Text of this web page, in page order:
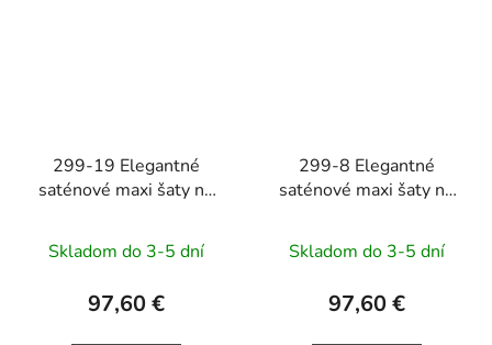
299-19 Elegantné
saténové maxi šaty na
fuchsiové s trblietkami
Skladom do 3-5 dní
97,60 €
299-8 Elegantné
saténové maxi šaty na
zlaté
Skladom do 3-5 dní
97,60 €